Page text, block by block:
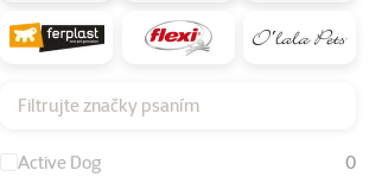
Filtrujte značky psaním
Active Dog
0